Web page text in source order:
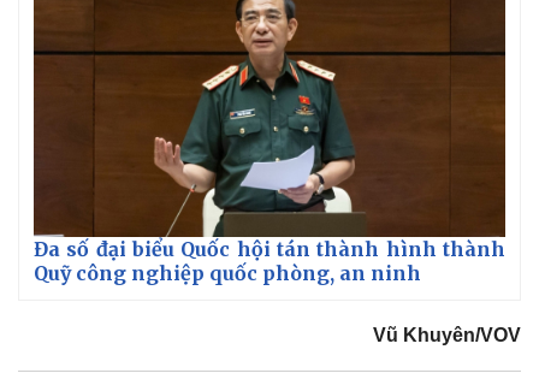
Đa số đại biểu Quốc hội tán thành hình thành
Quỹ công nghiệp quốc phòng, an ninh
Vũ Khuyên/VOV